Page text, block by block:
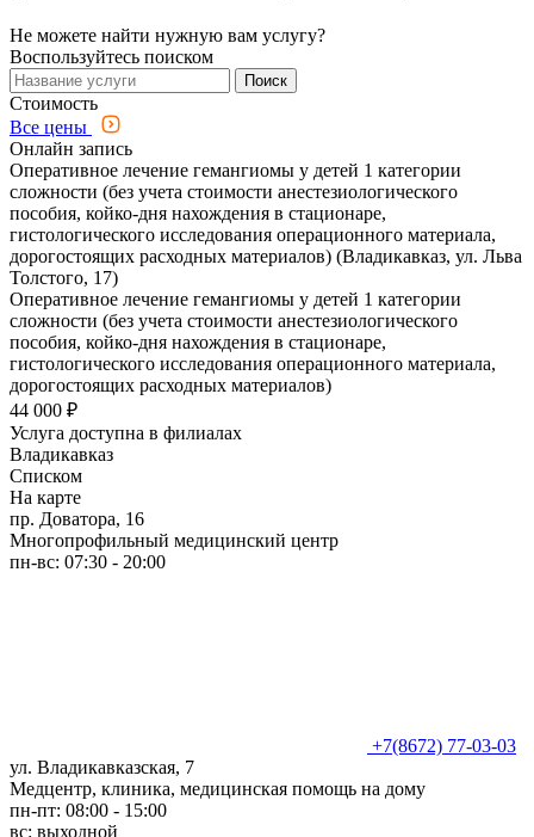
Не можете найти нужную вам услугу?
Воспользуйтесь поиском
Поиск
Стоимость
Все цены
Онлайн запись
Оперативное лечение гемангиомы у детей 1 категории
сложности (без учета стоимости анестезиологического
пособия, койко-дня нахождения в стационаре,
гистологического исследования операционного материала,
дорогостоящих расходных материалов) (Владикавказ, ул. Льва
Толстого, 17)
Оперативное лечение гемангиомы у детей 1 категории
сложности (без учета стоимости анестезиологического
пособия, койко-дня нахождения в стационаре,
гистологического исследования операционного материала,
дорогостоящих расходных материалов)
44 000 ₽
Услуга доступна в филиалах
Владикавказ
Списком
На карте
пр. Доватора, 16
Многопрофильный медицинский центр
пн-вс: 07:30 - 20:00
+7(8672) 77-03-03
ул. Владикавказская, 7
Медцентр, клиника, медицинская помощь на дому
пн-пт: 08:00 - 15:00
вс: выходной